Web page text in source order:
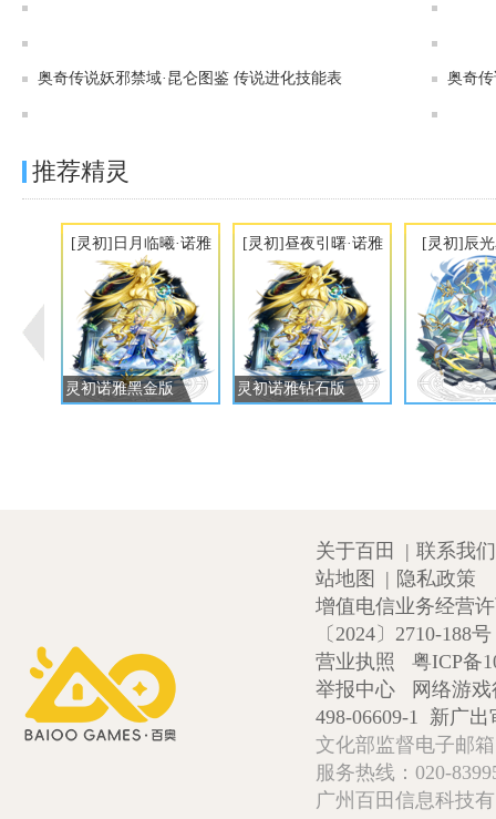
奥奇传说妖邪禁域·昆仑图鉴 传说进化技能表 奥奇
推荐精灵
[灵初]日月临曦·诺雅
灵初诺雅黑金版
[灵初]昼夜引曙·诺雅
灵初诺雅钻石版
[灵初]辰
关于百田 | 联系我们
站地图
| 隐私政策
增值电信业务经营
〔2024〕2710-188号
营业执照
粤ICP备
举报中心
网络游
498-06609-1 新广出
文化部监督电子邮
服务热线：020-
广州百田信息科技